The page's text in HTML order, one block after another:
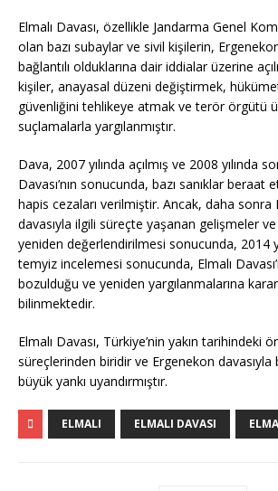
Elmalı Davası, özellikle Jandarma Genel
olan bazı subaylar ve sivil kişilerin,
bağlantılı olduklarına dair iddialar üzerine
kişiler, anayasal düzeni değiştirmek,
güvenliğini tehlikeye atmak ve terör örgütü
suçlamalarla yargılanmıştır.
Dava, 2007 yılında açılmış ve 2008 yılında
Davası’nın sonucunda, bazı sanıklar beraat
hapis cezaları verilmiştir. Ancak, daha sonra
davasıyla ilgili süreçte yaşanan gelişmeler
yeniden değerlendirilmesi sonucunda, 2014
temyiz incelemesi sonucunda, Elmalı
bozulduğu ve yeniden yargılanmalarına
bilinmektedir.
Elmalı Davası, Türkiye’nin yakın tarihindeki
süreçlerinden biridir ve Ergenekon davasıyla
büyük yankı uyandırmıştır.
ELMALI ELMALI DAVASI